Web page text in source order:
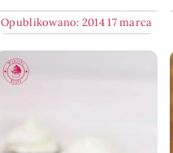
Opublikowano: 2014 17 marca